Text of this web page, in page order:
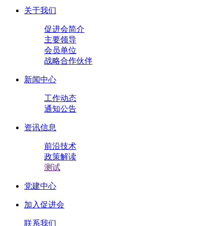
关于我们
促进会简介
主要领导
会员单位
战略合作伙伴
新闻中心
工作动态
通知公告
资讯信息
前沿技术
政策解读
测试
党建中心
加入促进会
联系我们